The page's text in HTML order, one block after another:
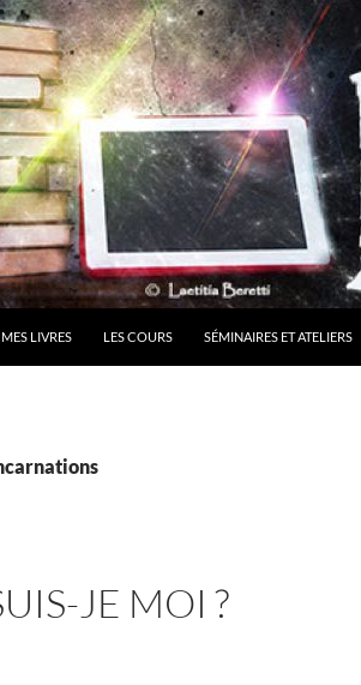
MES LIVRES LES COURS SÉMINAIRES ET ATELIERS
JE MOI ?